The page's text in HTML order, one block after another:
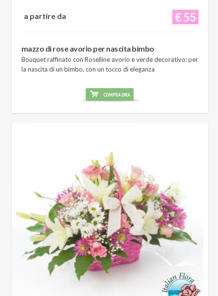
€ 55
a partire da
mazzo di rose avorio per nascita bimbo
Bouquet raffinato con Roselline avorio e verde decorativo: per
la nascita di un bimbo, con un tocco di eleganza